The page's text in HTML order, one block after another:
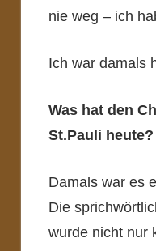
nie weg – ich
Ich war damals
Was hat den
St.Pauli heute?
Damals war es
Die
wurde nicht nur